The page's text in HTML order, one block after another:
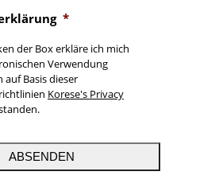
*
der Box erkläre ich mich
Verwendung
auf Basis dieser
Korese's Privacy